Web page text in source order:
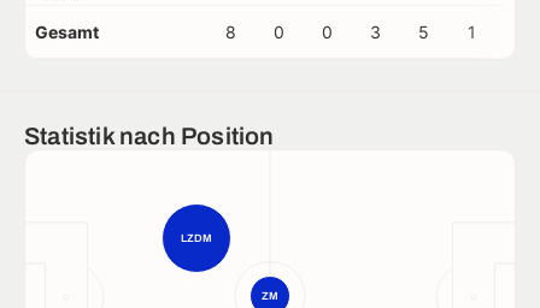
Gesamt 8 0 0 3 5 1
Statistik nach Position
LZDM
ZM